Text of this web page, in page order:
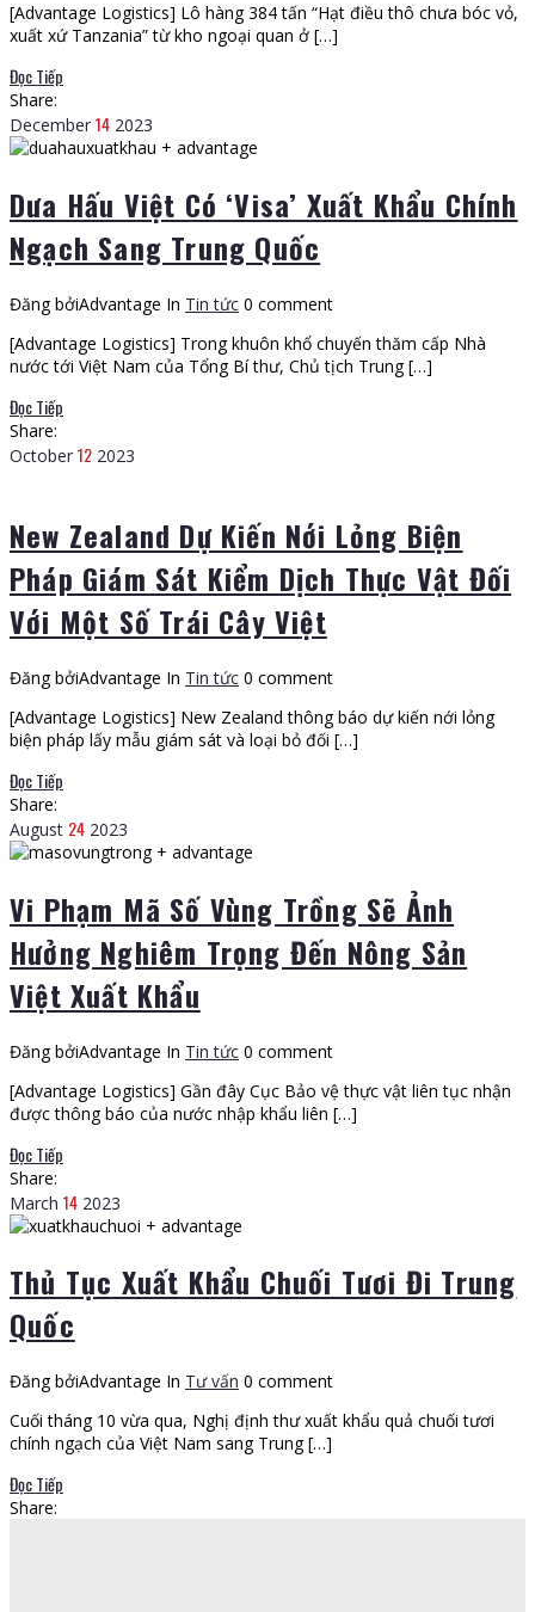
[Advantage Logistics] Lô hàng 384 tấn “Hạt điều thô chưa bóc vỏ,
xuất xứ Tanzania” từ kho ngoại quan ở […]
Đọc Tiếp
Share:
December 14 2023
Dưa Hấu Việt Có ‘Visa’ Xuất Khẩu Chính
Ngạch Sang Trung Quốc
Đăng bởiAdvantage In Tin tức 0 comment
[Advantage Logistics] Trong khuôn khổ chuyến thăm cấp Nhà
nước tới Việt Nam của Tổng Bí thư, Chủ tịch Trung […]
Đọc Tiếp
Share:
October 12 2023
New Zealand Dự Kiến Nới Lỏng Biện
Pháp Giám Sát Kiểm Dịch Thực Vật Đối
Với Một Số Trái Cây Việt
Đăng bởiAdvantage In Tin tức 0 comment
[Advantage Logistics] New Zealand thông báo dự kiến nới lỏng
biện pháp lấy mẫu giám sát và loại bỏ đối […]
Đọc Tiếp
Share:
August 24 2023
Vi Phạm Mã Số Vùng Trồng Sẽ Ảnh
Hưởng Nghiêm Trọng Đến Nông Sản
Việt Xuất Khẩu
Đăng bởiAdvantage In Tin tức 0 comment
[Advantage Logistics] Gần đây Cục Bảo vệ thực vật liên tục nhận
được thông báo của nước nhập khẩu liên […]
Đọc Tiếp
Share:
March 14 2023
Thủ Tục Xuất Khẩu Chuối Tươi Đi Trung
Quốc
Đăng bởiAdvantage In Tư vấn 0 comment
Cuối tháng 10 vừa qua, Nghị định thư xuất khẩu quả chuối tươi
chính ngạch của Việt Nam sang Trung […]
Đọc Tiếp
Share: